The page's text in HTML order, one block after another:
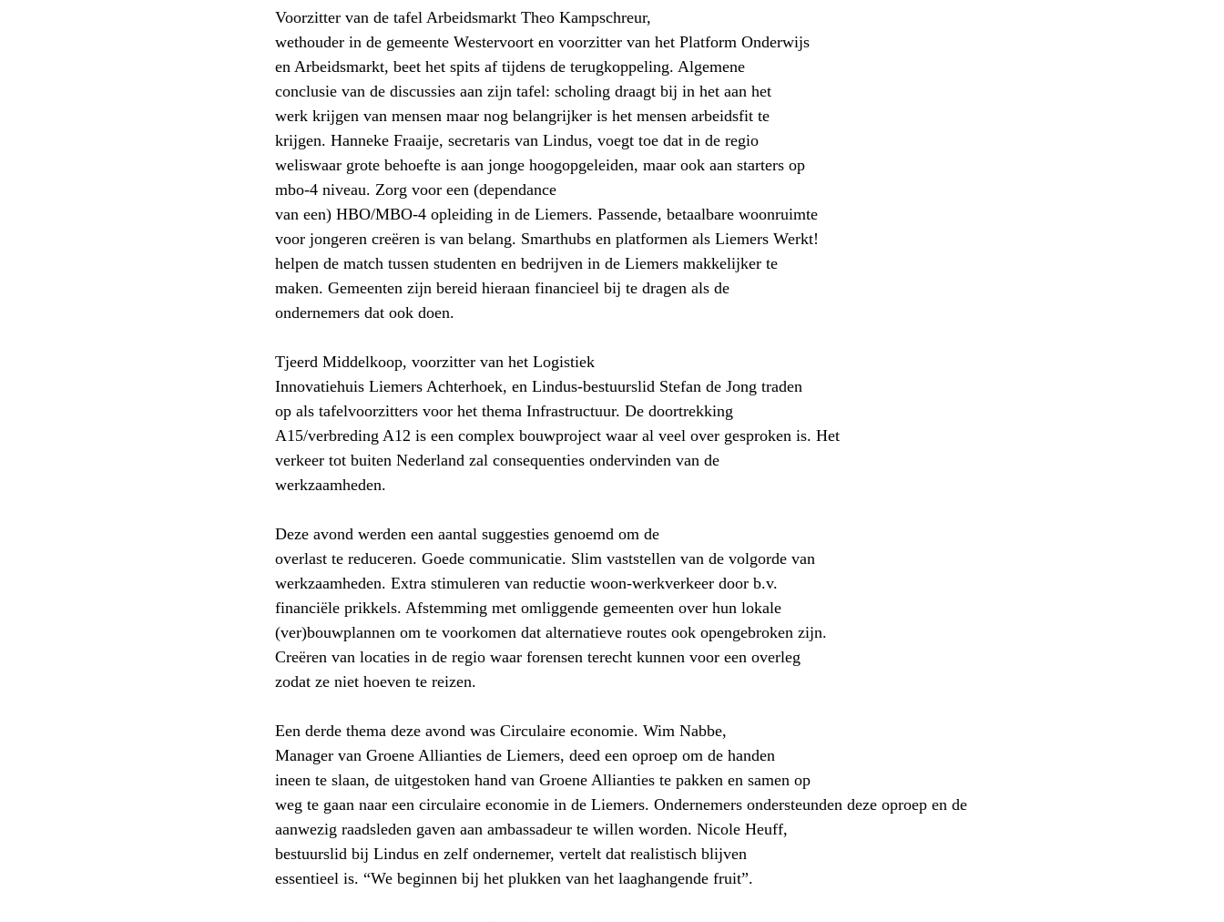
Voorzitter van de tafel Arbeidsmarkt Theo Kampschreur,
wethouder in de gemeente Westervoort en voorzitter van het Platform Onderwijs
en Arbeidsmarkt, beet het spits af tijdens de terugkoppeling. Algemene
conclusie van de discussies aan zijn tafel: scholing draagt bij in het aan het
werk krijgen van mensen maar nog belangrijker is het mensen arbeidsfit te
krijgen. Hanneke Fraaije, secretaris van Lindus, voegt toe dat in de regio
weliswaar grote behoefte is aan jonge hoogopgeleiden, maar ook aan starters op
mbo-4 niveau. Zorg voor een (dependance
van een) HBO/MBO-4 opleiding in de Liemers. Passende, betaalbare woonruimte
voor jongeren creëren is van belang. Smarthubs en platformen als Liemers Werkt!
helpen de match tussen studenten en bedrijven in de Liemers makkelijker te
maken. Gemeenten zijn bereid hieraan financieel bij te dragen als de
ondernemers dat ook doen.
Tjeerd Middelkoop, voorzitter van het Logistiek
Innovatiehuis Liemers Achterhoek, en Lindus-bestuurslid Stefan de Jong traden
op als tafelvoorzitters voor het thema Infrastructuur. De doortrekking
A15/verbreding A12 is een complex bouwproject waar al veel over gesproken is. Het
verkeer tot buiten Nederland zal consequenties ondervinden van de
werkzaamheden.
Deze avond werden een aantal suggesties genoemd om de
overlast te reduceren. Goede communicatie. Slim vaststellen van de volgorde van
werkzaamheden. Extra stimuleren van reductie woon-werkverkeer door b.v.
financiële prikkels. Afstemming met omliggende gemeenten over hun lokale
(ver)bouwplannen om te voorkomen dat alternatieve routes ook opengebroken zijn.
Creëren van locaties in de regio waar forensen terecht kunnen voor een overleg
zodat ze niet hoeven te reizen.
Een derde thema deze avond was Circulaire economie. Wim Nabbe,
Manager van Groene Allianties de Liemers, deed een oproep om de handen
ineen te slaan, de uitgestoken hand van Groene Allianties te pakken en samen op
weg te gaan naar een circulaire economie in de Liemers. Ondernemers ondersteunden deze oproep en de
aanwezig raadsleden gaven aan ambassadeur te willen worden. Nicole Heuff,
bestuurslid bij Lindus en zelf ondernemer, vertelt dat realistisch blijven
essentieel is. “We beginnen bij het plukken van het laaghangende fruit”.